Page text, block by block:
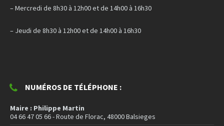
– Mercredi de 8h30 à 12h00 et de 14h00 à 16h30
– Jeudi de 8h30 à 12h00 et de 14h00 à 16h30
NUMÉROS DE TÉLÉPHONE :
Maire : Philippe Martin
04 66 47 05 66 - Route de Florac, 48000 Balsieges